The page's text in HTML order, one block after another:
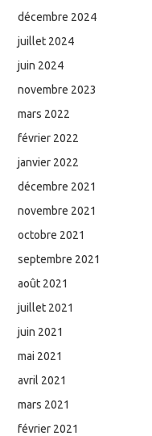
décembre 2024
juillet 2024
juin 2024
novembre 2023
mars 2022
février 2022
janvier 2022
décembre 2021
novembre 2021
octobre 2021
septembre 2021
août 2021
juillet 2021
juin 2021
mai 2021
avril 2021
mars 2021
février 2021